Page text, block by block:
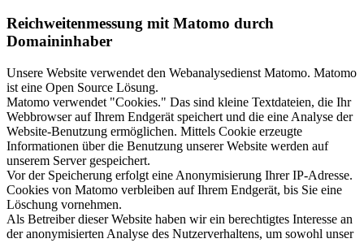
Reichweitenmessung mit Matomo durch
Domaininhaber
Unsere Website verwendet den Webanalysedienst Matomo. Matomo
ist eine Open Source Lösung.
Matomo verwendet "Cookies." Das sind kleine Textdateien, die Ihr
Webbrowser auf Ihrem Endgerät speichert und die eine Analyse der
Website-Benutzung ermöglichen. Mittels Cookie erzeugte
Informationen über die Benutzung unserer Website werden auf
unserem Server gespeichert.
Vor der Speicherung erfolgt eine Anonymisierung Ihrer IP-Adresse.
Cookies von Matomo verbleiben auf Ihrem Endgerät, bis Sie eine
Löschung vornehmen.
Als Betreiber dieser Website haben wir ein berechtigtes Interesse an
der anonymisierten Analyse des Nutzerverhaltens, um sowohl unser